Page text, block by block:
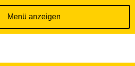
Menü anzeigen